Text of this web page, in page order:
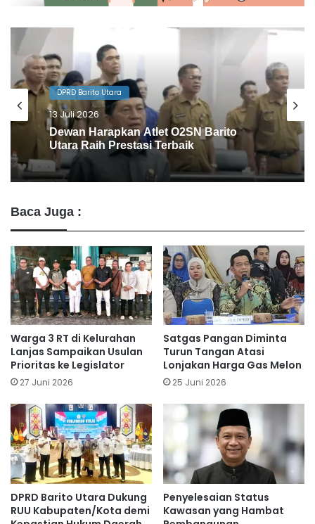
DPRD Barito Utara
10 Juli 2026
Agenda Gowes Bareng Dapat
Dukungan Dewan
Baca Juga :
Warga 3 RT di Kelurahan
Lanjas Sampaikan Usulan
Prioritas ke Legislator
27 Juni 2026
Satgas Pangan Diminta
Turun Tangan Atasi
Lonjakan Harga Gas Melon
25 Juni 2026
DPRD Barito Utara Dukung
RUU Kabupaten/Kota demi
Penyelesaian Status
Kawasan yang Hambat